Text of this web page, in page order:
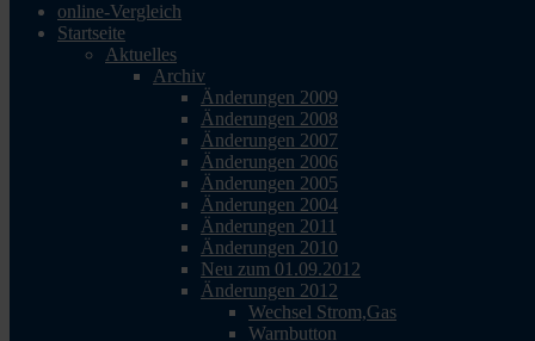
online-Vergleich
Startseite
Aktuelles
Archiv
Änderungen 2009
Änderungen 2008
Änderungen 2007
Änderungen 2006
Änderungen 2005
Änderungen 2004
Änderungen 2011
Änderungen 2010
Neu zum 01.09.2012
Änderungen 2012
Wechsel Strom,Gas
Warnbutton